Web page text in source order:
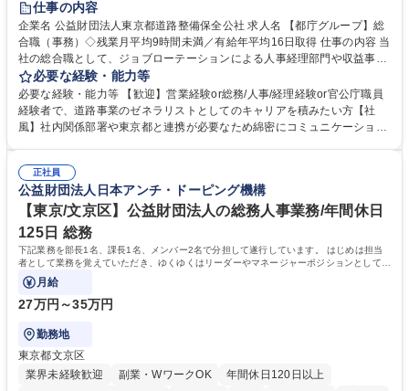
駅近5分以内
資格取得手当あり 食事補助あり
仕事の内容
企業名 公益財団法人東京都道路整備保全公社 求人名 【都庁グループ】総
合職（事務）◇残業月平均9時間未満／有給年平均16日取得 仕事の内容 当
社の総合職として、ジョブローテーションによる人事経理部門や収益事業
等のフロント部門の部署等幅広い部署での業務をお任せいたします。研修
制度やキャリア支援が充実しております！ ※下記業務詳細 【業務詳細】■
管理部門：広報、人事、経理など当公社の運営に係る管理業務 ■収益部
門：駐車場の新規開拓、管理運営、新宿駅西口広場の「イベントコーナ
道路施設や道路工事現場の見学ツアー事業 ※入社後は上記いずれかの部門
へ配属。※業務内容変更の範囲：会社の定める業務 募集職種 【都庁グル
ープ】総合職（事務）◇残業月平均9時間未満／有給年平均16日取得
必要な経験・能力等
必要な経験・能力等 【歓迎】営業経験or総務/人事/経理経験or官公庁職員
経験者で、道路事業のゼネラリストとしてのキャリアを積みたい方【社
風】社内関係部署や東京都と連携が必要なため綿密にコミュニケーション
部門など多岐に渡る業務を経験できます。 ■様々なプロジェクト：駐車場
事業の他、新宿駅西口広場内に設置された照明を兼ねた広告「ブライトサ
イン」の管理運営を行うなど、事業収益を生み出す活動を積極的に行って
います。 学歴・資格 学歴：大学院 大学 高専 短大 専修学校 高校 語学力：
資格：
正社員
公益財団法人日本アンチ・ドーピング機構
【東京/文京区】公益財団法人の総務人事業務/年間休日
125日 総務
下記業務を部長1名、課長1名、メンバー2名で分担して遂行しています。 はじめは担当
者として業務を覚えていただき、ゆくゆくはリーダーやマネージャーポジションとして活
躍いただくことを期待しています。
月給
27万円～35万円
勤務地
東京都文京区
業界未経験歓迎
副業・WワークOK
年間休日120日以上